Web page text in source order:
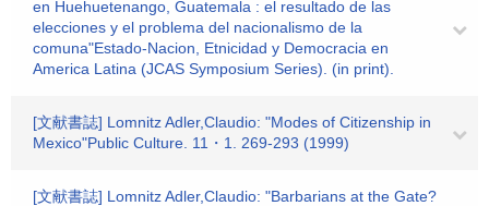
en Huehuetenango, Guatemala : el resultado de las
elecciones y el problema del nacionalismo de la
comuna"Estado-Nacion, Etnicidad y Democracia en
America Latina (JCAS Symposium Series). (in print).
[文献書誌] Lomnitz Adler,Claudio: "Modes of Citizenship in
Mexico"Public Culture. 11・1. 269-293 (1999)
[文献書誌] Lomnitz Adler,Claudio: "Barbarians at the Gate?